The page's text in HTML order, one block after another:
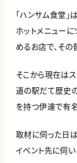
「ハンサム食堂
ホットメニュー
めるお店で、その
そこから現在は
道の駅だて歴史
を持つ伊達で有
取材に伺った日
イベント先に伺い